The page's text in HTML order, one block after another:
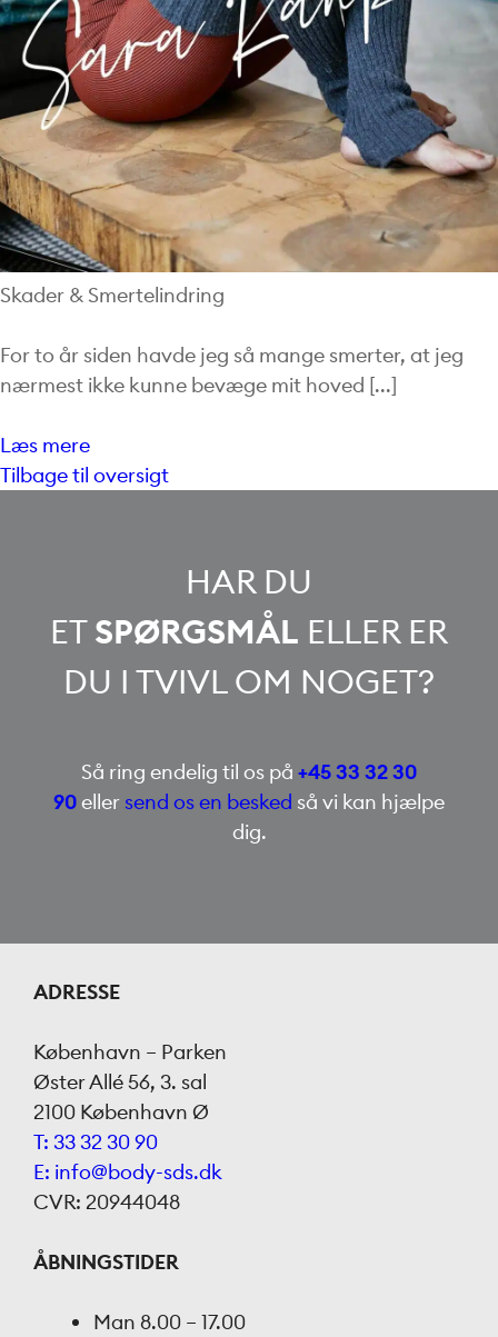
Skader & Smertelindring
For to år siden havde jeg så mange smerter, at jeg
nærmest ikke kunne bevæge mit hoved [...]
Læs mere
Tilbage til oversigt
HAR DU
ETSPØRGSMÅL ELLER ER
DU I TVIVL OM NOGET?
Så ring endelig til os på +45 33 32 30
90eller send os en besked så vi kan hjælpe
dig.
ADRESSE
København – Parken
Øster Allé 56, 3. sal
2100 København Ø
T: 33 32 30 90
E: info@body-sds.dk
CVR: 20944048
ÅBNINGSTIDER
Man 8.00 – 17.00